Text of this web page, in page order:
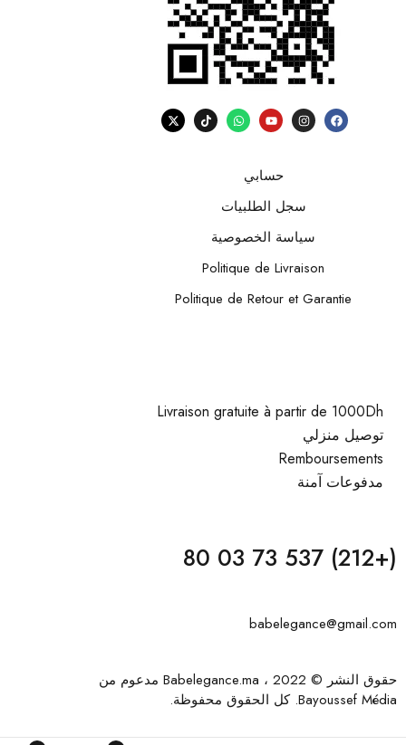
حسابي
سجل الطلبيات
سياسة الخصوصية
Politique de Livraison
Politique de Retour et Garantie
Livraison gratuite à partir de 1000Dh
توصيل منزلي
Remboursements
مدفوعات آمنة
(+212) 537 73 03 80
babelegance@gmail.com
حقوق النشر © 2022 ، Babelegance.ma مدعوم من
Bayoussef Média. كل الحقوق محفوظة.